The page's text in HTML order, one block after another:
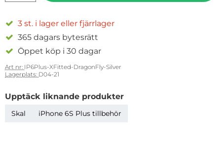
3 st. i lager eller fjärrlager
365 dagars bytesrätt
Öppet köp i 30 dagar
Art nr: IP6Plus-XFitted-DragonFly-Silver
Lagerplats: D04-21
Upptäck liknande produkter
Skal iPhone 6S Plus tillbehör